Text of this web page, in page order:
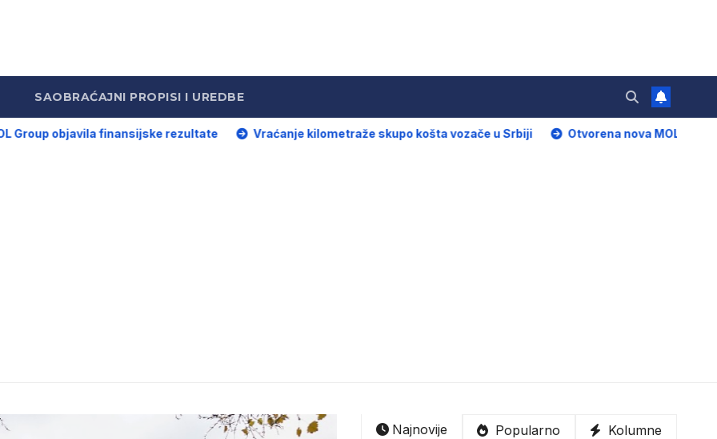
SAOBRAĆAJNI PROPISI I UREDBE
finansijske rezultate Vraćanje kilometraže skupo košta vozače u Srbiji Otvorena nova MOL servisna
Najnovije Popularno Kolumne